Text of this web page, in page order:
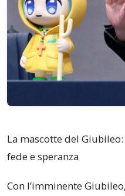
La mascotte del
fede e speranza
Con l’imminente